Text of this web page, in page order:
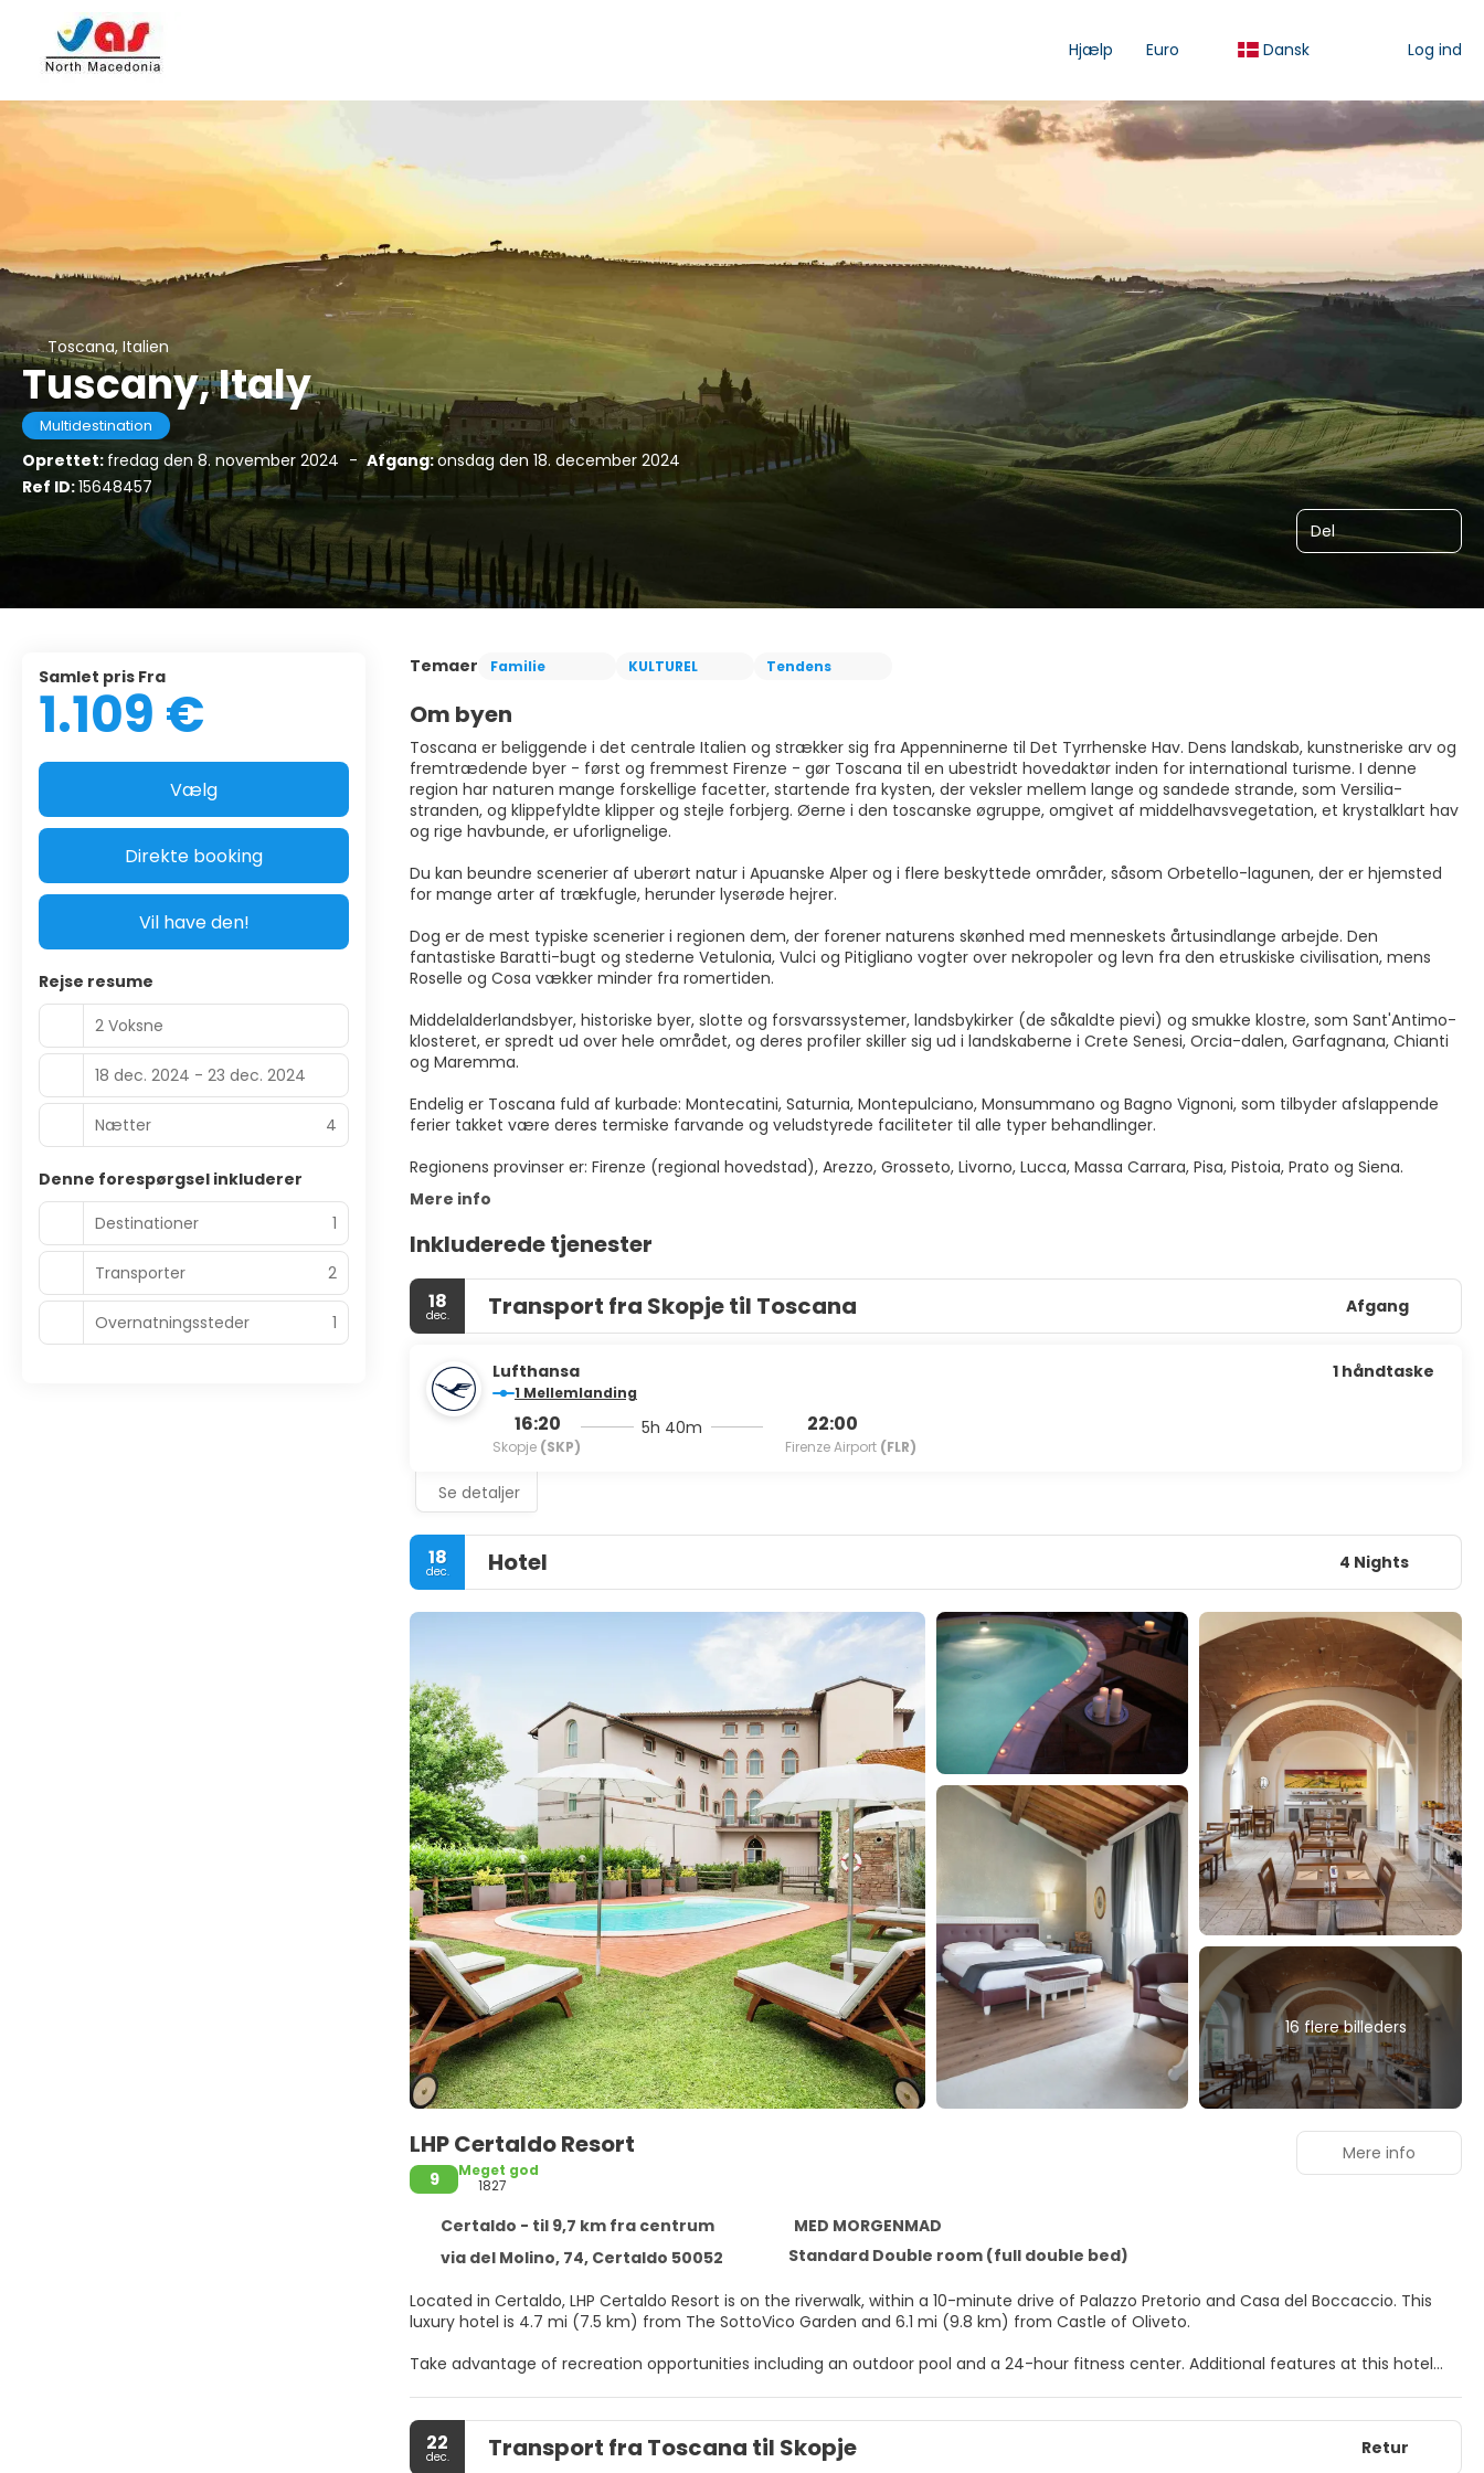
Hjælp Euro Dansk Log ind
Toscana, Italien
Tuscany, Italy
Multidestination
Oprettet: fredag den 8. november 2024 - Afgang:onsdag den 18. december 2024
Ref ID:15648457
Del
Temaer Familie KULTUREL Tendens
Om byen
Toscana er beliggende i det centrale Italien og strækker sig fra Appenninerne til Det Tyrrhenske Hav. Dens landskab, kunstneriske arv og
fremtrædende byer - først og fremmest Firenze - gør Toscana til en ubestridt hovedaktør inden for international turisme. I denne
region har naturen mange forskellige facetter, startende fra kysten, der veksler mellem lange og sandede strande, som Versilia-
stranden, og klippefyldte klipper og stejle forbjerg. Øerne i den toscanske øgruppe, omgivet af middelhavsvegetation, et krystalklart hav
og rige havbunde, er uforlignelige.
Du kan beundre scenerier af uberørt natur i Apuanske Alper og i flere beskyttede områder, såsom Orbetello-lagunen, der er hjemsted
for mange arter af trækfugle, herunder lyserøde hejrer.
Dog er de mest typiske scenerier i regionen dem, der forener naturens skønhed med menneskets årtusindlange arbejde. Den
fantastiske Baratti-bugt og stederne Vetulonia, Vulci og Pitigliano vogter over nekropoler og levn fra den etruskiske civilisation, mens
Roselle og Cosa vækker minder fra romertiden.
Middelalderlandsbyer, historiske byer, slotte og forsvarssystemer, landsbykirker (de såkaldte pievi) og smukke klostre, som Sant'Antimo-
klosteret, er spredt ud over hele området, og deres profiler skiller sig ud i landskaberne i Crete Senesi, Orcia-dalen, Garfagnana, Chianti
og Maremma.
Endelig er Toscana fuld af kurbade: Montecatini, Saturnia, Montepulciano, Monsummano og Bagno Vignoni, som tilbyder afslappende
ferier takket være deres termiske farvande og veludstyrede faciliteter til alle typer behandlinger.
Regionens provinser er: Firenze (regional hovedstad), Arezzo, Grosseto, Livorno, Lucca, Massa Carrara, Pisa, Pistoia, Prato og Siena.
Mere info
Inkluderede tjenester
18
dec. Transport fra Skopje til Toscana Afgang
Lufthansa
1 Mellemlanding
16:20
Skopje (SKP)
5h 40m 22:00
Firenze Airport (FLR)
1 håndtaske
Se detaljer
18
dec. Hotel 4 Nights
16 flere billeders
LHP Certaldo Resort
9
Meget god
1827
Certaldo - til 9,7 km fra centrum
MED MORGENMAD
via del Molino, 74, Certaldo 50052
Standard Double room (full double bed)
Located in Certaldo, LHP Certaldo Resort is on the riverwalk, within a 10-minute drive of Palazzo Pretorio and Casa del Boccaccio. This
luxury hotel is 4.7 mi (7.5 km) from The SottoVico Garden and 6.1 mi (9.8 km) from Castle of Oliveto.
Take advantage of recreation opportunities including an outdoor pool and a 24-hour fitness center. Additional features at this hotel
Make yourself at home in one of the 30 guestrooms featuring minibars and LCD televisions. Your bed comes with down comforters and
premium bedding. Complimentary wired and wireless internet access keeps you connected, and satellite programming provides
Mere info
22
dec. Transport fra Toscana til Skopje Retur
Samlet pris Fra
1.109 €
Vælg
Direkte booking
Vil have den!
Rejse resume
2 Voksne
18 dec. 2024 - 23 dec. 2024
Nætter 4
Denne forespørgsel inkluderer
Destinationer
1
Transporter 2
Overnatningssteder 1